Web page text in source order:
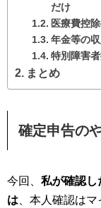
だけ
医療費控
年金等の
特別障害
まとめ
確定申告の
今回、 私が確認し
は 、本人確認は